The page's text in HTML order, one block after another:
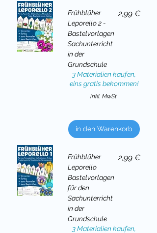
Frühblüher
Leporello 2 -
Bastelvorlagen
Sachunterricht
in der
Grundschule
Preis
2,99 €
3 Materialien kaufen,
eins gratis bekommen!
inkl. MwSt.
in den Warenkorb
Frühblüher
Leporello
Bastelvorlagen
für den
Sachunterricht
in der
Grundschule
Preis
2,99 €
3 Materialien kaufen,